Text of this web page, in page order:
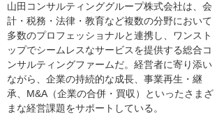
山田コンサルティンググループ株式会社は、会
計・税務・法律・教育など複数の分野において
多数のプロフェッショナルと連携し、ワンスト
ップでシームレスなサービスを提供する総合コ
ンサルティングファームだ。経営者に寄り添い
ながら、企業の持続的な成長、事業再生・継
承、M&A（企業の合併・買収）といったさまざ
まな経営課題をサポートしている。